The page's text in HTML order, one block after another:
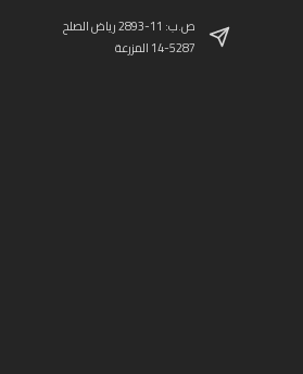
ص.ب: 11-2893 رياض الصلح
14-5287 المزرعة